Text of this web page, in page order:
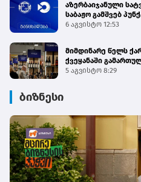
აზერბაიჯანული
საბაჟო გამშვებ
მიმდინარეობს -
6 აგვისტო 12:53
მიმდინარე წელს
ქვეყანაში
წარმოდგენილი
5 აგვისტო 8:29
ბიზნესი